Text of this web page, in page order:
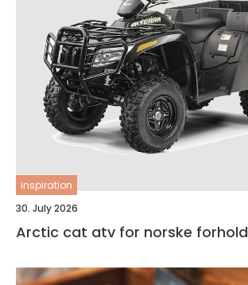
inspiration
30. July 2026
Arctic cat atv for norske forhold